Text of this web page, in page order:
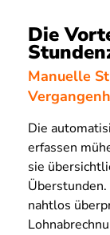
Die
Manuelle
Die
erfassen
sie
nahtlos